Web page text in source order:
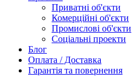
Приватні об'єкти
Комерційні об'єкти
Промислові об'єкти
Соціальні проекти
Блог
Оплата / Доставка
Гарантія та повернення